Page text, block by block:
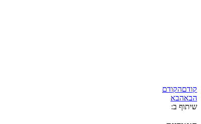
קודםהקודם
הבאהבא
שיתוף ב: